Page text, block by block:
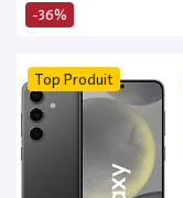
-36%
Top Produit